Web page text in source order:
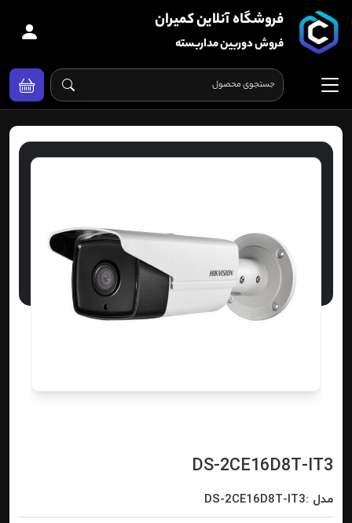
فروشگاه آنلاین کمیران
فروش دوربین مداربسته
DS-2CE16D8T-IT3
مدل :DS-2CE16D8T-IT3